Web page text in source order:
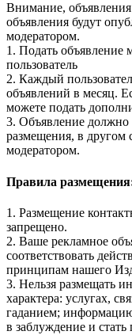
Внимание,
объявления будут
модератором.
1. Подать объявление
пользователь
2. Каждый
объявлений в месяц.
можете подать
3. Объявление должно
размещения, в другом
модератором.
Правила
1. Размещение
запрещено.
2. Ваше рекламное
соответствовать
принципам нашего
3. Нельзя размещать
характера: услугах,
гаданием;
в заблуждение и